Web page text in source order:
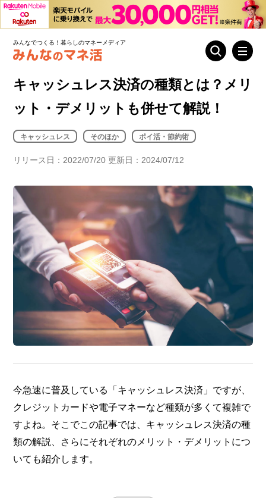
みんなでつくる！暮らしのマネーメディア
キャッシュレス決済の種類とは？メリ
ット・デメリットも併せて解説！
キャッシュレス そのほか ポイ活・節約術
リリース日：2022/07/20 更新日：2024/07/12
今急速に普及している「キャッシュレス決済」ですが、
クレジットカードや電子マネーなど種類が多くて複雑で
すよね。そこでこの記事では、キャッシュレス決済の種
類の解説、さらにそれぞれのメリット・デメリットにつ
いても紹介します。